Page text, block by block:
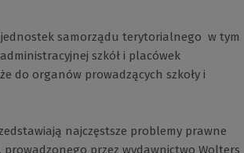
samorządu terytorialnego  w tym
szkół i placówek
do organów prowadzących szkoły i
najczęstsze problemy prawne
prowadzonego przez wydawnictwo Wolters